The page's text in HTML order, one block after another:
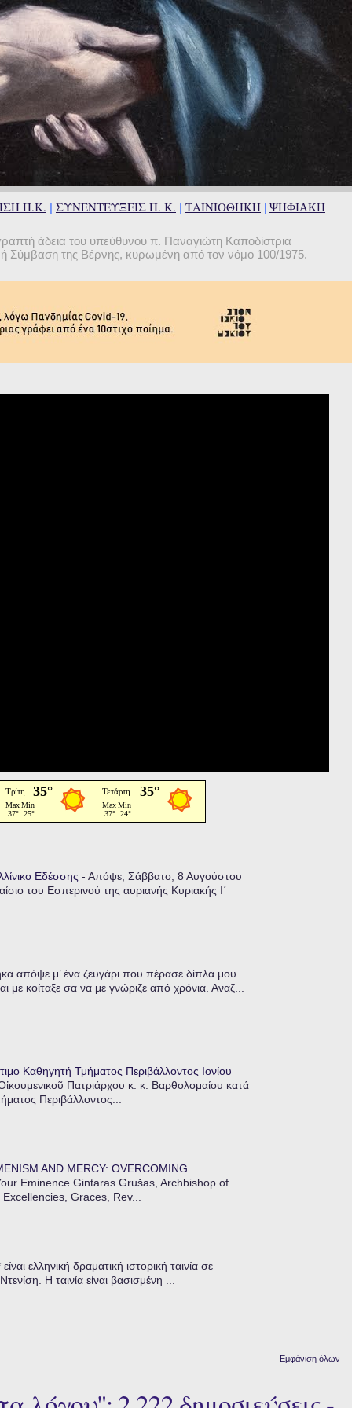
Π.Κ. | ΣΥΝΕΝΤΕΥΞΕΙΣ Π. Κ. | ΤΑΙΝΙΟΘΗΚΗ | ΨΗΦΙΑΚΗ
άδεια του υπεύθυνου π. Παναγιώτη Καποδίστρια
Σύμβαση της Βέρνης, κυρωμένη από τον νόμο 100/1975.
Εδέσσης - Απόψε, Σάββατο, 8 Αυγούστου
του Εσπερινού της αυριανής Κυριακής Ι΄
απόψε μ’ ένα ζευγάρι που πέρασε δίπλα μου
με κοίταξε σα να με γνώριζε από χρόνια. Αναζ...
Καθηγητή Τμήματος Περιβάλλοντος Ιονίου
Πατριάρχου κ. κ. Βαρθολομαίου κατά
Περιβάλλοντος...
AND MERCY: OVERCOMING
Eminence Gintaras Grušas, Archbishop of
Graces, Rev...
ελληνική δραματική ιστορική ταινία σε
Η ταινία είναι βασισμένη ...
Εμφάνιση όλων